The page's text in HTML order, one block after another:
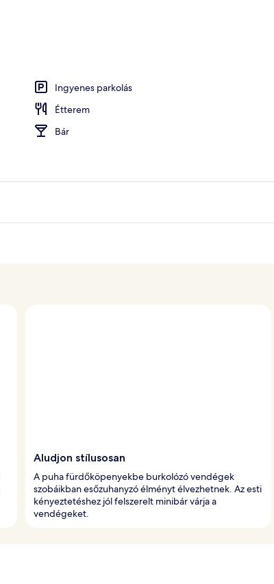
Ingyenes parkolás
Étterem
Bár
Aludjon stílusosan
A puha fürdőköpenyekbe burkolózó vendégek
szobáikban esőzuhanyzó élményt élvezhetnek. Az esti
kényeztetéshez jól felszerelt minibár várja a
vendégeket.